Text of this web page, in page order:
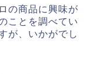
の商品に興味が
ことを調べてい
が、いかがでし